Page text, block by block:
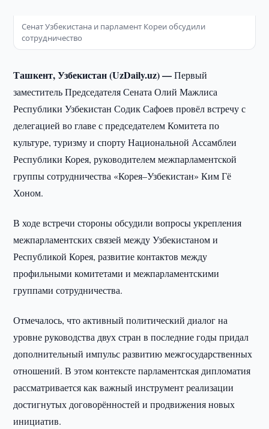
Сенат Узбекистана и парламент Кореи обсудили
сотрудничество
Ташкент, Узбекистан (UzDaily.uz) —Первый
заместитель Председателя Сената Олий Мажлиса
Республики Узбекистан Содик Сафоев провёл встречу с
делегацией во главе с председателем Комитета по
культуре, туризму и спорту Национальной Ассамблеи
Республики Корея, руководителем межпарламентской
группы сотрудничества «Корея–Узбекистан» Ким Гё
Хоном.
В ходе встречи стороны обсудили вопросы укрепления
межпарламентских связей между Узбекистаном и
Республикой Корея, развитие контактов между
профильными комитетами и межпарламентскими
группами сотрудничества.
Отмечалось, что активный политический диалог на
уровне руководства двух стран в последние годы придал
дополнительный импульс развитию межгосударственных
отношений. В этом контексте парламентская дипломатия
рассматривается как важный инструмент реализации
достигнутых договорённостей и продвижения новых
инициатив.